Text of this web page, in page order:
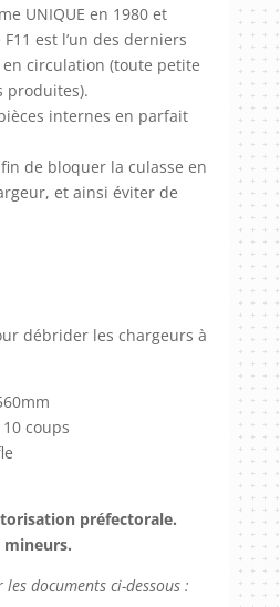
UNIQUE en 1980 et
est l’un des derniers
circulation (toute petite
produites).
internes en parfait
de bloquer la culasse en
et ainsi éviter de
débrider les chargeurs à
10 coups
préfectorale.
documents ci-dessous :